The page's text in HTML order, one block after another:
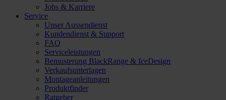
Jobs & Karriere
Service
Unser Aussendienst
Kundendienst & Support
FAQ
Serviceleistungen
Bemusterung BlackRange & IceDesign
Verkaufsunterlagen
Montageanleitungen
Produktfinder
Ratgeber